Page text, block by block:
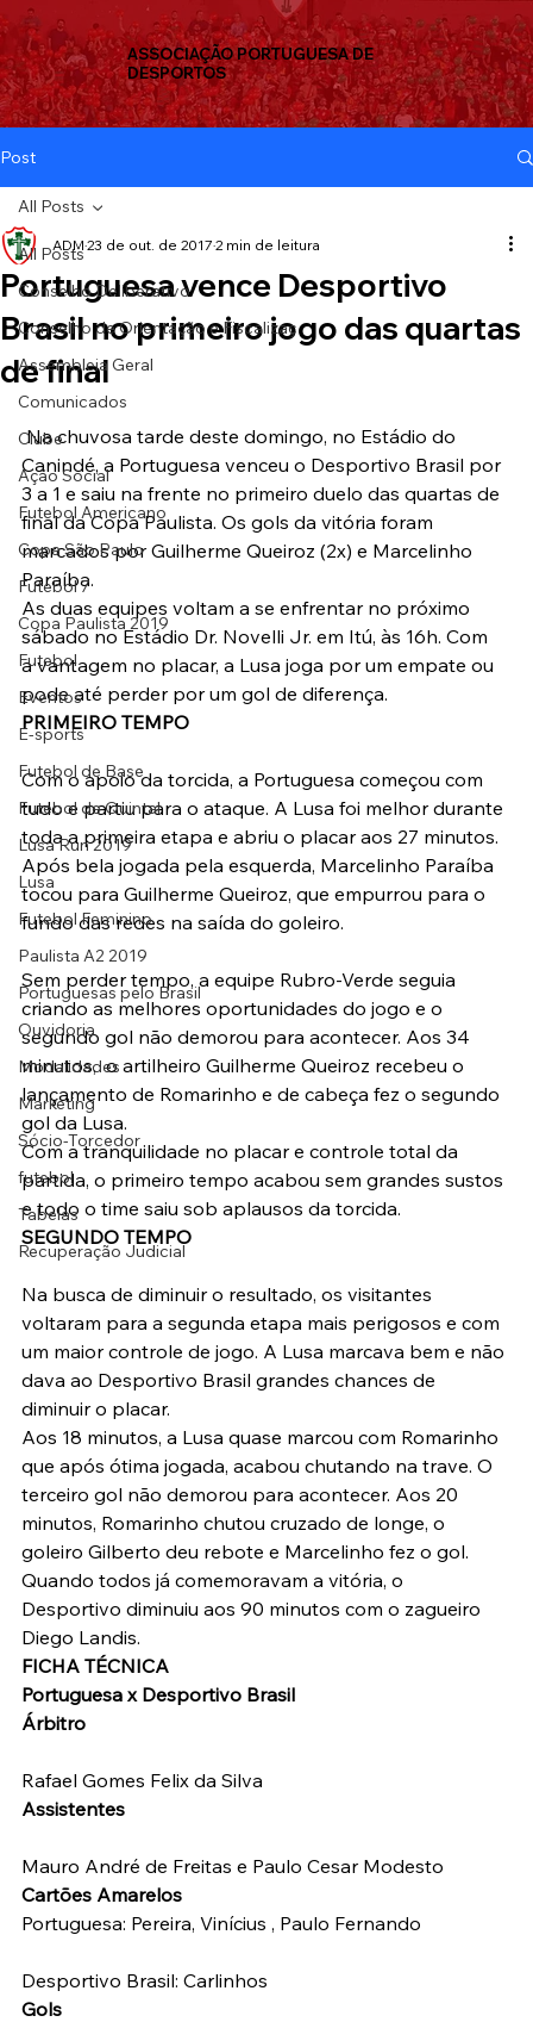
ASSOCIAÇÃO PORTUGUESA DE
DESPORTOS
Post
All Posts
Conselho Deliberativo
Conselho de Orientação e Fiscalizaç
Assembleia Geral
Comunicados
Clube
Ação Social
Futebol Americano
Copa São Paulo
Futebol 7
Copa Paulista 2019
Futebol
Eventos
E-sports
Futebol de Base
Futebol de Quintal
Lusa Run 2019
Lusa
Futebol Feminino
Paulista A2 2019
Portuguesas pelo Brasil
Ouvidoria
Modalidades
Marketing
Sócio-Torcedor
futebol
Tabelas
Recuperação Judicial
All Posts
Portuguesa vence Desportivo
Brasil no primeiro jogo das quartas
de final
ADM 23 de out. de 2017 2 min de leitura
Na chuvosa tarde deste domingo, no Estádio do
Canindé, a Portuguesa venceu o Desportivo Brasil por
3 a 1 e saiu na frente no primeiro duelo das quartas de
final da Copa Paulista. Os gols da vitória foram
marcados por Guilherme Queiroz (2x) e Marcelinho
Paraíba.
As duas equipes voltam a se enfrentar no próximo
sábado no Estádio Dr. Novelli Jr. em Itú, às 16h. Com
a vantagem no placar, a Lusa joga por um empate ou
pode até perder por um gol de diferença.
PRIMEIRO TEMPO
Com o apoio da torcida, a Portuguesa começou com
tudo e partiu para o ataque. A Lusa foi melhor durante
toda a primeira etapa e abriu o placar aos 27 minutos.
Após bela jogada pela esquerda, Marcelinho Paraíba
tocou para Guilherme Queiroz, que empurrou para o
fundo das redes na saída do goleiro.
Sem perder tempo, a equipe Rubro-Verde seguia
criando as melhores oportunidades do jogo e o
segundo gol não demorou para acontecer. Aos 34
minutos,  o artilheiro Guilherme Queiroz recebeu o
lançamento de Romarinho e de cabeça fez o segundo
gol da Lusa.
Com a tranquilidade no placar e controle total da
partida, o primeiro tempo acabou sem grandes sustos
e todo o time saiu sob aplausos da torcida.
SEGUNDO TEMPO
Na busca de diminuir o resultado, os visitantes
voltaram para a segunda etapa mais perigosos e com
um maior controle de jogo. A Lusa marcava bem e não
dava ao Desportivo Brasil grandes chances de
diminuir o placar.
Aos 18 minutos, a Lusa quase marcou com Romarinho
que após ótima jogada, acabou chutando na trave. O
terceiro gol não demorou para acontecer. Aos 20
minutos, Romarinho chutou cruzado de longe, o
goleiro Gilberto deu rebote e Marcelinho fez o gol.
Quando todos já comemoravam a vitória, o
Desportivo diminuiu aos 90 minutos com o zagueiro
Diego Landis.
FICHA TÉCNICA
Portuguesa x Desportivo Brasil
Árbitro
Rafael Gomes Felix da Silva
Assistentes
Mauro André de Freitas e Paulo Cesar Modesto
Cartões Amarelos
Portuguesa: Pereira, Vinícius , Paulo Fernando
Desportivo Brasil: Carlinhos
Gols